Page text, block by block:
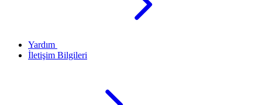
Yardım
İletişim Bilgileri